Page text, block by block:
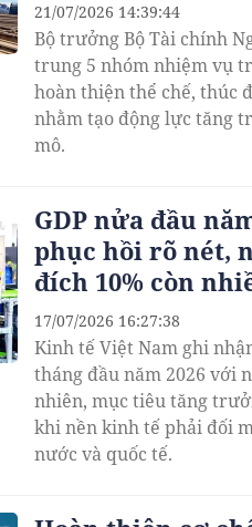
Bộ trưởng Bộ Tài chính
trung 5 nhóm nhiệm vụ
hoàn thiện thể chế, thúc
nhằm tạo động lực tăng
mô.
21/07/2026 14:39:44
GDP nửa đầu
phục hồi rõ nét,
đích 10% còn
Kinh tế Việt Nam ghi
tháng đầu năm 2026 với
nhiên, mục tiêu tăng
khi nền kinh tế phải đối
nước và quốc tế.
17/07/2026 16:27:38